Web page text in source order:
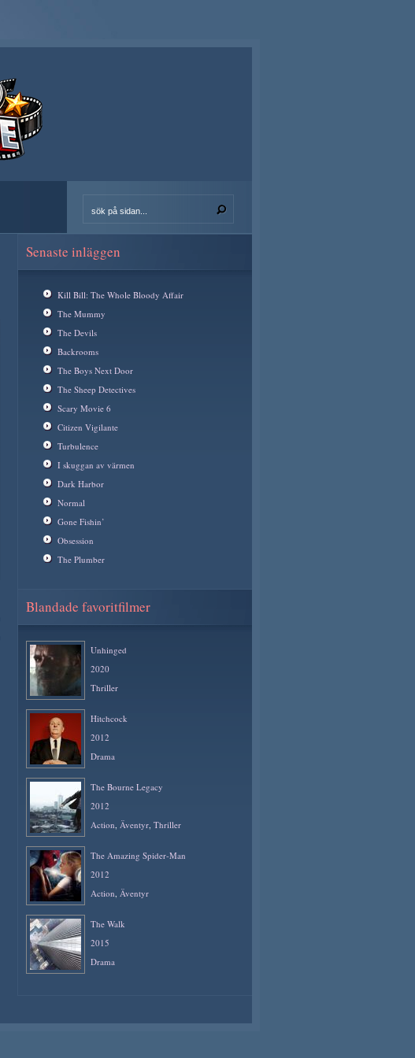
Senaste inläggen
Kill Bill: The Whole Bloody Affair
The Mummy
The Devils
Backrooms
The Boys Next Door
The Sheep Detectives
Scary Movie 6
Citizen Vigilante
Turbulence
I skuggan av värmen
Dark Harbor
Normal
Gone Fishin’
Obsession
The Plumber
Blandade favoritfilmer
Unhinged
2020
Thriller
Hitchcock
2012
Drama
The Bourne Legacy
2012
Action, Äventyr, Thriller
The Amazing Spider-Man
2012
Action, Äventyr
The Walk
2015
Drama